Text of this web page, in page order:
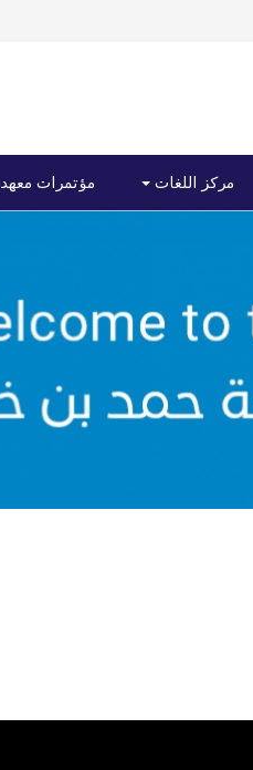
مركز اللغات مؤتمرات